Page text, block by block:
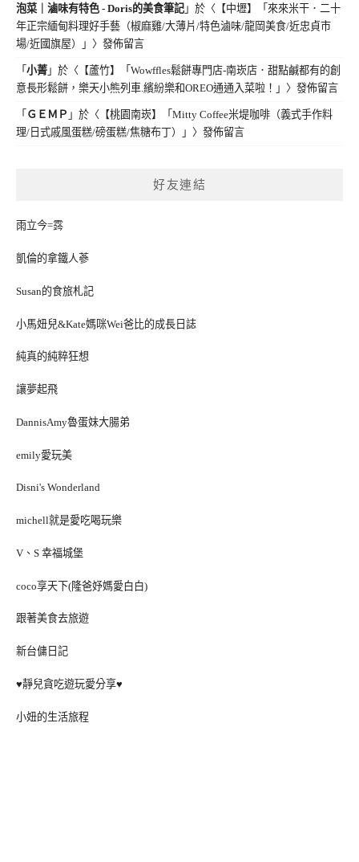
泡菜｜滷味有特色 - Doris的美食筆記 」於〈 【中壢】「來來米干．二十
年正宗緬甸料理好手藝（椒麻雞/大薄片/特色滷味/龍岡美食/近忠貞市
場/近國旗屋）」 〉發佈留言
「 小菁 」於〈 【蘆竹】「Wowffles鬆餅專門店-南崁店．甜點鹹都有的創
意長形鬆餅，樂天小熊列車.繽紛樂和OREO通通入菜啦！」 〉發佈留言
「 ＧＥＭＰ 」於〈 【桃園南崁】「Mitty Coffee米堤咖啡（義式手作料
理/日式戚風蛋糕/磅蛋糕/焦糖布丁）」 〉發佈留言
好友連結
雨立今=霠
凱倫的拿鐵人蔘
Susan的食旅札記
小馬妞兒&Kate媽咪Wei爸比的成長日誌
純真的純粹狂想
讓夢起飛
DannisAmy魯蛋妹大腸弟
emily愛玩美
Disni's Wonderland
michell就是愛吃喝玩樂
V、S 幸福城堡
coco享天下(隆爸妤媽愛白白)
跟著美食去旅遊
新台傭日記
♥靜兒貪吃遊玩愛分享♥
小妞的生活旅程